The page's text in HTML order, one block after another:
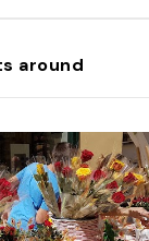
around